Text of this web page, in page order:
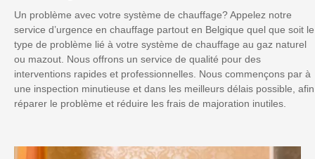
Un problème avec votre système de chauffage? Appelez notre
service d’urgence en chauffage partout en Belgique quel que soit le
type de problème lié à votre système de chauffage au gaz naturel
ou mazout. Nous offrons un service de qualité pour des
interventions rapides et professionnelles. Nous commençons par à
une inspection minutieuse et dans les meilleurs délais possible, afin
réparer le problème et réduire les frais de majoration inutiles.